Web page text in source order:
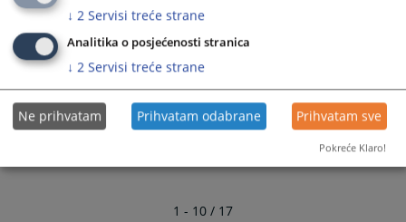
28.02.2015.
Gostovanje predsjednika Tegeltije na FTV-u
20.02.2015.
Gostovanje predsjednika Tegeltije na FTV-u
1 - 10 / 17
↓ 2 Servisi treće strane
Analitika o posjećenosti stranica
↓ 2 Servisi treće strane
Ne prihvatam Prihvatam odabrane Prihvatam sve
Pokreće Klaro!